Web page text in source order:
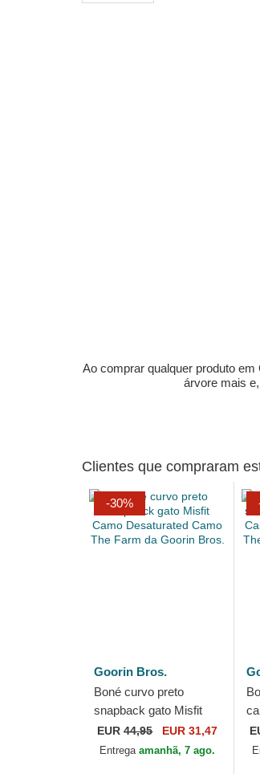
Ao comprar qualquer produto
árvore mais
Clientes que compraram
-30%
Goorin Bros.
Boné curvo preto
snapback gato Misfit
Camo Desaturated
Camo The Farm da
EUR44,95 EUR 31,47
Entregaamanhã, 7 ago.